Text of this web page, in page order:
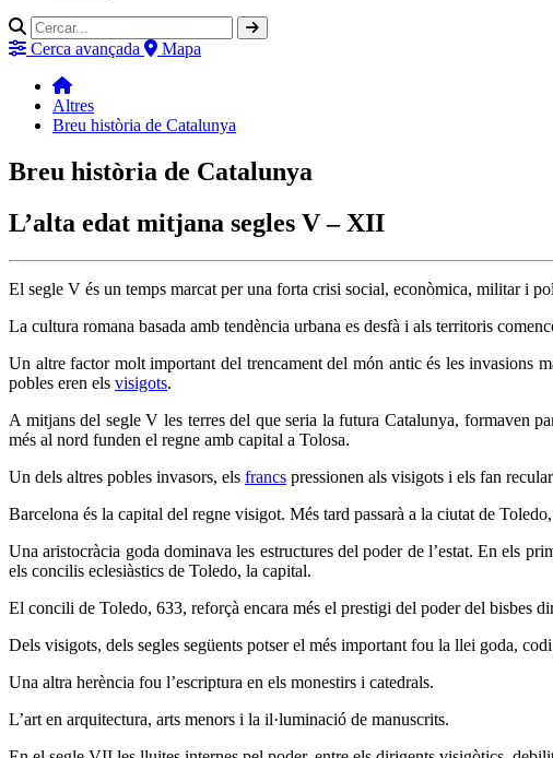
Cerca avançada Mapa
Altres
Breu història de Catalunya
Breu història de Catalunya
L’alta edat mitjana segles V – XII
El segle V és un temps marcat per una forta crisi social, econòmica, militar i
La cultura romana basada amb tendència urbana es desfà i als territoris
Un altre factor molt important del trencament del món antic és les invasions
pobles eren els visigots.
A mitjans del segle V les terres del que seria la futura Catalunya, formaven
més al nord funden el regne amb capital a Tolosa.
Un dels altres pobles invasors, els francs pressionen als visigots i els fan
Barcelona és la capital del regne visigot. Més tard passarà a la ciutat de
Una aristocràcia goda dominava les estructures del poder de l’estat. En els
els concilis eclesiàstics de Toledo, la capital.
El concili de Toledo, 633, reforçà encara més el prestigi del poder del bisbes
Dels visigots, dels segles següents potser el més important fou la llei goda,
Una altra herència fou l’escriptura en els monestirs i catedrals.
L’art en arquitectura, arts menors i la il·luminació de manuscrits.